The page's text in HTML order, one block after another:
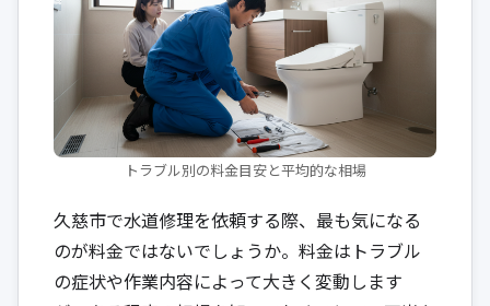
トラブル別の料金目安と平均的な相場
久慈市で水道修理を依頼する際、最も気になる
のが料金ではないでしょうか。料金はトラブル
の症状や作業内容によって大きく変動します